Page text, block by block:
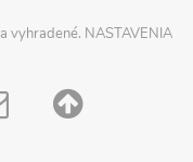
vyhradené. NASTAVENIA